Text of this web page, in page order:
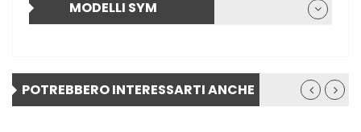
MODELLI SYM
POTREBBERO INTERESSARTI ANCHE